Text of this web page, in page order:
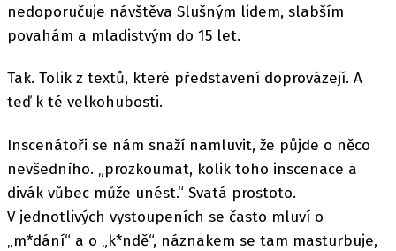
nedoporučuje návštěva Slušným lidem, slabším
povahám a mladistvým do 15 let.
Tak. Tolik z textů, které představení doprovázejí. A
teď k té velkohubosti.
Inscenátoři se nám snaží namluvit, že půjde o něco
nevšedního. „prozkoumat, kolik toho inscenace a
divák vůbec může unést.“ Svatá prostoto.
V jednotlivých vystoupeních se často mluví o
„m*dání“ a o „k*ndě“, náznakem se tam masturbuje,